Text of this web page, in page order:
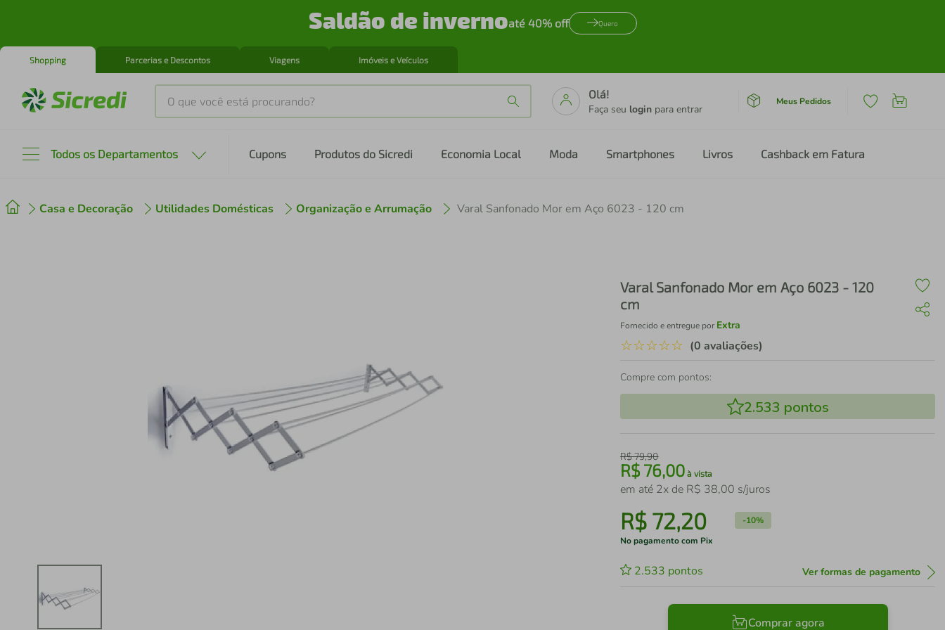
Saldão de invernoaté 40% off Quero
Shopping Parcerias e Descontos Viagens Imóveis e Veículos
O que você está procurando?
Olá!
Faça seu login para entrar
Meus Pedidos
Todos os Departamentos Cupons Produtos do Sicredi Economia Local Moda Smartphones Livros Cashback em Fatura
Casa e Decoração Utilidades Domésticas Organização e Arrumação Varal Sanfonado Mor em Aço 6023 - 120 cm
Varal Sanfonado Mor em Aço 6023 - 120
cm
Fornecido e entregue por Extra
☆☆☆☆☆ (0 avaliações)
Compre com pontos:
2.533 pontos
R$79,90
R$76,00 à vista
em até 2x de R$ 38,00 s/juros
R$ 72,20 -10%
No pagamento com Pix
2.533 pontos Ver formas de pagamento
Comprar agora
º cafeteira